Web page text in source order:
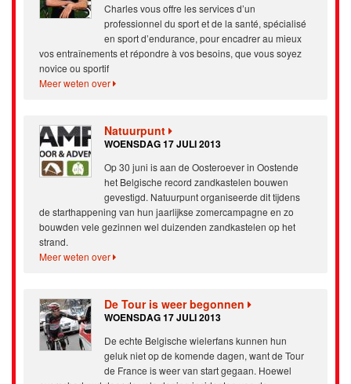
Charles vous offre les services d’un
professionnel du sport et de la santé, spécialisé
en sport d’endurance, pour encadrer au mieux
vos entraînements et répondre à vos besoins, que vous soyez
novice ou sportif
Meer weten over
Natuurpunt
WOENSDAG 17 JULI 2013
Op 30 juni is aan de Oosteroever in Oostende
het Belgische record zandkastelen bouwen
gevestigd. Natuurpunt organiseerde dit tijdens
de starthappening van hun jaarlijkse zomercampagne en zo
bouwden vele gezinnen wel duizenden zandkastelen op het
strand.
Meer weten over
De Tour is weer begonnen
WOENSDAG 17 JULI 2013
De echte Belgische wielerfans kunnen hun
geluk niet op de komende dagen, want de Tour
de France is weer van start gegaan. Hoewel